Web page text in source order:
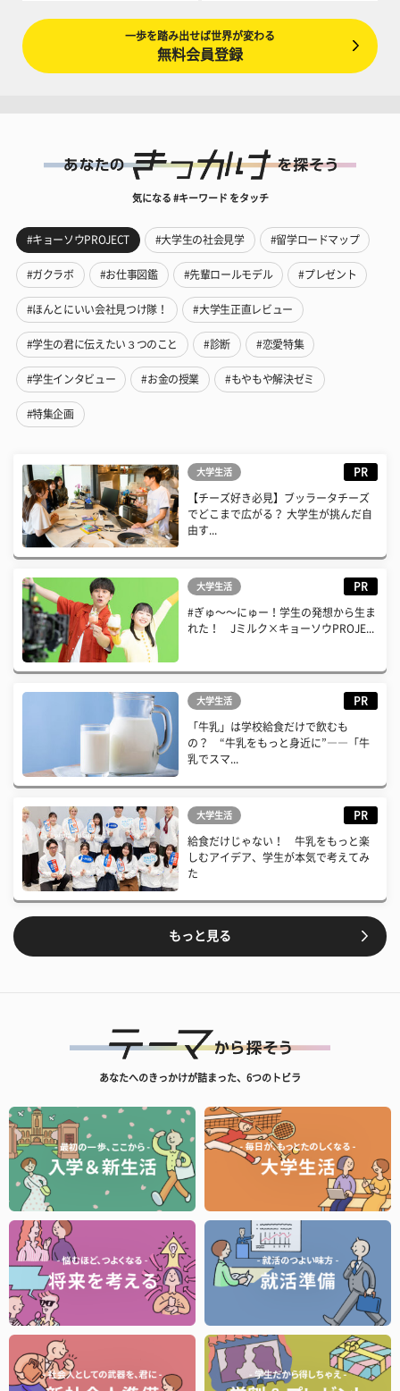
一歩を踏み出せば世界が変わる
無料会員登録
気になる #キーワード をタッチ
#キョーソウPROJECT #大学生の社会見学 #留学ロードマップ
#ガクラボ #お仕事図鑑 #先輩ロールモデル #プレゼント
#ほんとにいい会社見つけ隊！ #大学生正直レビュー
#学生の君に伝えたい３つのこと #診断 #恋愛特集
#学生インタビュー #お金の授業 #もやもや解決ゼミ
#特集企画
大学生活 PR
【チーズ好き必見】ブッラータチーズ
でどこまで広がる？ 大学生が挑んだ自
由す...
大学生活 PR
#ぎゅ〜〜にゅー！学生の発想から生ま
れた！ Jミルク×キョーソウPROJE...
大学生活 PR
「牛乳」は学校給食だけで飲むも
の？ “牛乳をもっと身近に”――「牛
乳でスマ...
大学生活 PR
給食だけじゃない！ 牛乳をもっと楽
しむアイデア、学生が本気で考えてみ
た
もっと見る
あなたへのきっかけが詰まった、6つのトビラ